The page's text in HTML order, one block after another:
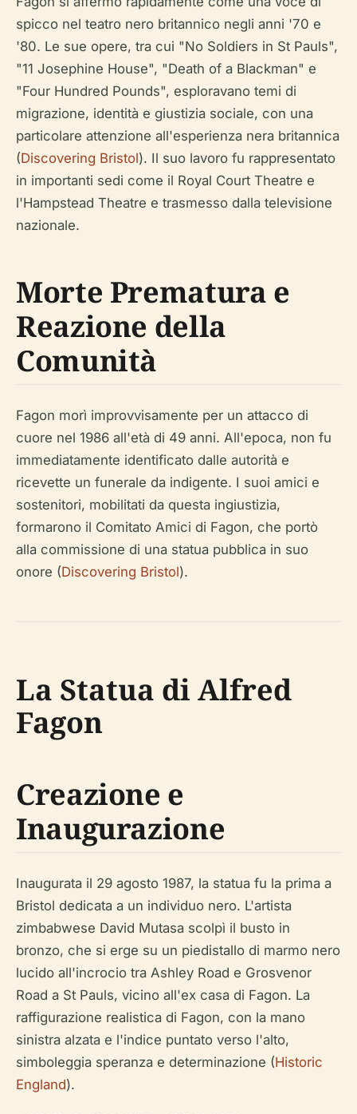
spicco nel teatro nero britannico negli anni '70 e
'80. Le sue opere, tra cui "No Soldiers in St Pauls",
"11 Josephine House", "Death of a Blackman" e
"Four Hundred Pounds", esploravano temi di
migrazione, identità e giustizia sociale, con una
particolare attenzione all'esperienza nera britannica
(Discovering Bristol). Il suo lavoro fu rappresentato
in importanti sedi come il Royal Court Theatre e
l'Hampstead Theatre e trasmesso dalla televisione
nazionale.
Morte Prematura e
Reazione della
Comunità
Fagon morì improvvisamente per un attacco di
cuore nel 1986 all'età di 49 anni. All'epoca, non fu
immediatamente identificato dalle autorità e
ricevette un funerale da indigente. I suoi amici e
sostenitori, mobilitati da questa ingiustizia,
formarono il Comitato Amici di Fagon, che portò
alla commissione di una statua pubblica in suo
onore (Discovering Bristol).
La Statua di Alfred
Fagon
Creazione e
Inaugurazione
Inaugurata il 29 agosto 1987, la statua fu la prima a
Bristol dedicata a un individuo nero. L'artista
zimbabwese David Mutasa scolpì il busto in
bronzo, che si erge su un piedistallo di marmo nero
lucido all'incrocio tra Ashley Road e Grosvenor
Road a St Pauls, vicino all'ex casa di Fagon. La
raffigurazione realistica di Fagon, con la mano
sinistra alzata e l'indice puntato verso l'alto,
simboleggia speranza e determinazione (Historic
England).